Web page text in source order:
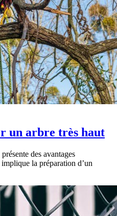
un arbre très haut
des avantages
la préparation d’un